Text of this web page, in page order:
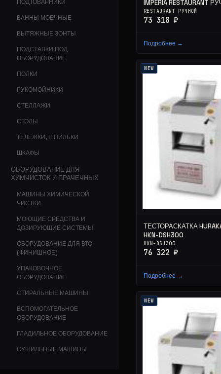
ПОДТОВАРНИКИ
ВАННЫ МОЕЧНЫЕ
ВЫТЯЖНЫЕ ЗОНТЫ
ПОДСТАВКИ ПОД
ОБОРУДОВАНИЕ
ПОЛКИ
РУКОМОЙНИКИ
СТЕЛЛАЖИ
СТОЛЫ
ТЕЛЕЖКИ, ШПИЛЬКИ
ШКАФЫ
ОБОРУДОВАНИЕ ДЛЯ
ХИМЧИСТОК И ПРАЧЕЧНЫХ
МАШИНЫ ХИМИЧЕСКОЙ
ЧИСТКИ
МОЮЩИЕ СРЕДСТВА И
ДОЗИРУЮЩИЕ СИСТЕМЫ
ОБОРУДОВАНИЕ ДЛЯ ВТО
(ФИНИШНОЕ)
УПАКОВОЧНОЕ
ОБОРУДОВАНИЕ
СТИРАЛЬНЫЕ МАШИНЫ
ВСПОМОГАТЕЛЬНОЕ
ОБОРУДОВАНИЕ
ГЛАДИЛЬНОЕ ОБОРУДОВАНИЕ
СУШИЛЬНЫЕ МАШИНЫ
IMPERIA RESTAURANT
RESTAURANT РУЧНОЙ
73 318 ₽
Подробнее →
NEW
ТЕСТОРАСКАТКА
HKN-DSH300
HKN-DSH300
76 322 ₽
Подробнее →
NEW